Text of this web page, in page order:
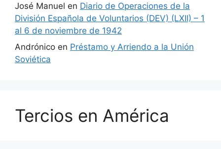
José Manuel en Diario de Operaciones de la
División Española de Voluntarios (DEV) (LXII) – 1
al 6 de noviembre de 1942
Andrónico en Préstamo y Arriendo a la Unión
Soviética
Tercios en América